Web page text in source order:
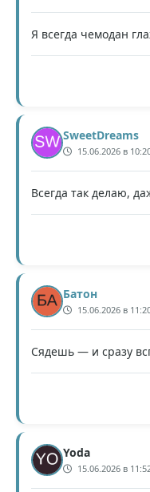
Я всегда чемодан
SweetDreams
15.06.2026 в
Всегда так делаю,
Батон
15.06.2026 в
Сядешь — и сразу
Yoda
15.06.2026 в